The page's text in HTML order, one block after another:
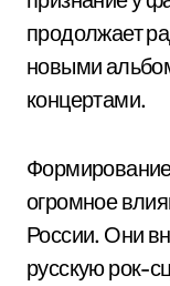
продолжает
новыми
концертами.
огромное
России. Они
русскую рок-